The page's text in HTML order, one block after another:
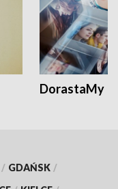
DorastaMy
/ GDAŃSK /